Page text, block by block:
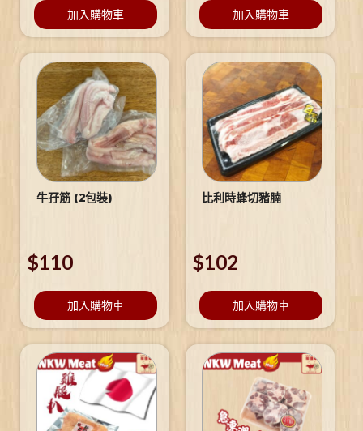
加入購物車 加入購物車
牛孖筋 (2包裝)
$110
加入購物車
比利時蜂切豬腩
$102
加入購物車